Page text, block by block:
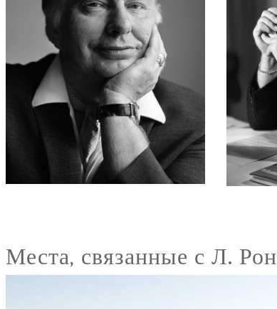
Места, связанные с Л.